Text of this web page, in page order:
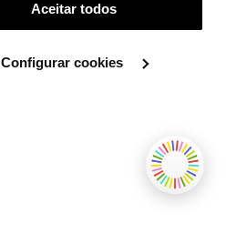
Aceitar todos
Configurar cookies